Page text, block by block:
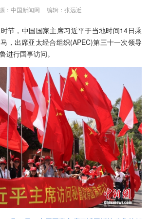
：中国新闻网 编辑：张远近
节，中国国家主席习近平于当地时间14日乘
，出席亚太经合组织(APEC)第三十一次领导
进行国事访问。